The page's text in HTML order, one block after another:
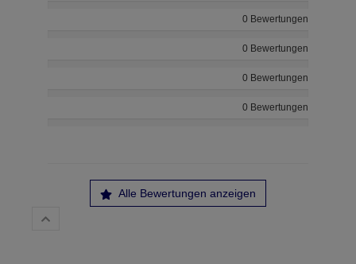
0 Bewertungen
0 Bewertungen
0 Bewertungen
0 Bewertungen
Alle Bewertungen anzeigen